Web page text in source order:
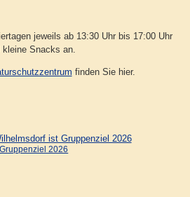
jeweils ab 13:30 Uhr bis 17:00 Uhr
Snacks an.
finden Sie hier.
Gruppenziel 2026